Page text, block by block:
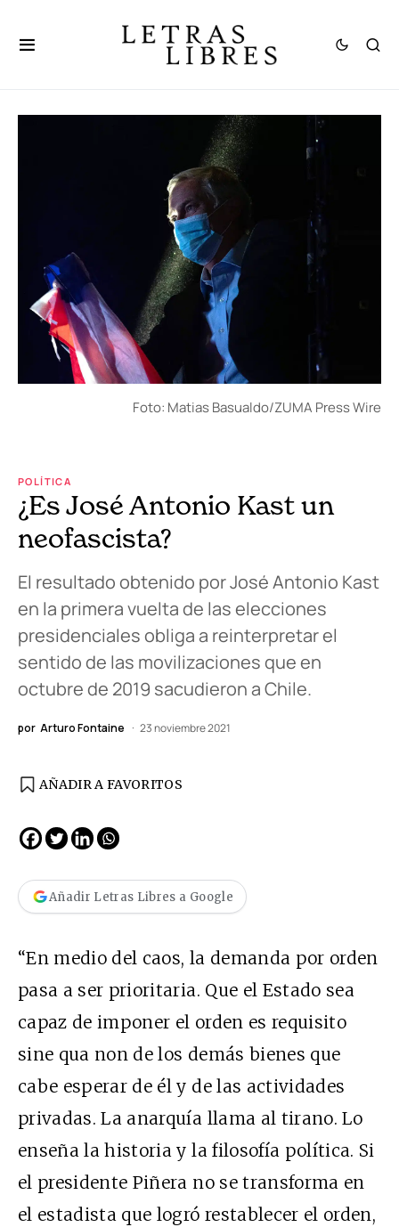
Foto: Matias Basualdo/ZUMA Press Wire
POLÍTICA
¿Es José Antonio Kast un
neofascista?
El resultado obtenido por José Antonio Kast
en la primera vuelta de las elecciones
presidenciales obliga a reinterpretar el
sentido de las movilizaciones que en
octubre de 2019 sacudieron a Chile.
por Arturo Fontaine 23 noviembre 2021
AÑADIR A FAVORITOS
Añadir Letras Libres a Google
“En medio del caos, la demanda por orden
pasa a ser prioritaria. Que el Estado sea
capaz de imponer el orden es requisito
sine qua non de los demás bienes que
cabe esperar de él y de las actividades
privadas. La anarquía llama al tirano. Lo
enseña la historia y la filosofía política. Si
el presidente Piñera no se transforma en
el estadista que logró restablecer el orden,